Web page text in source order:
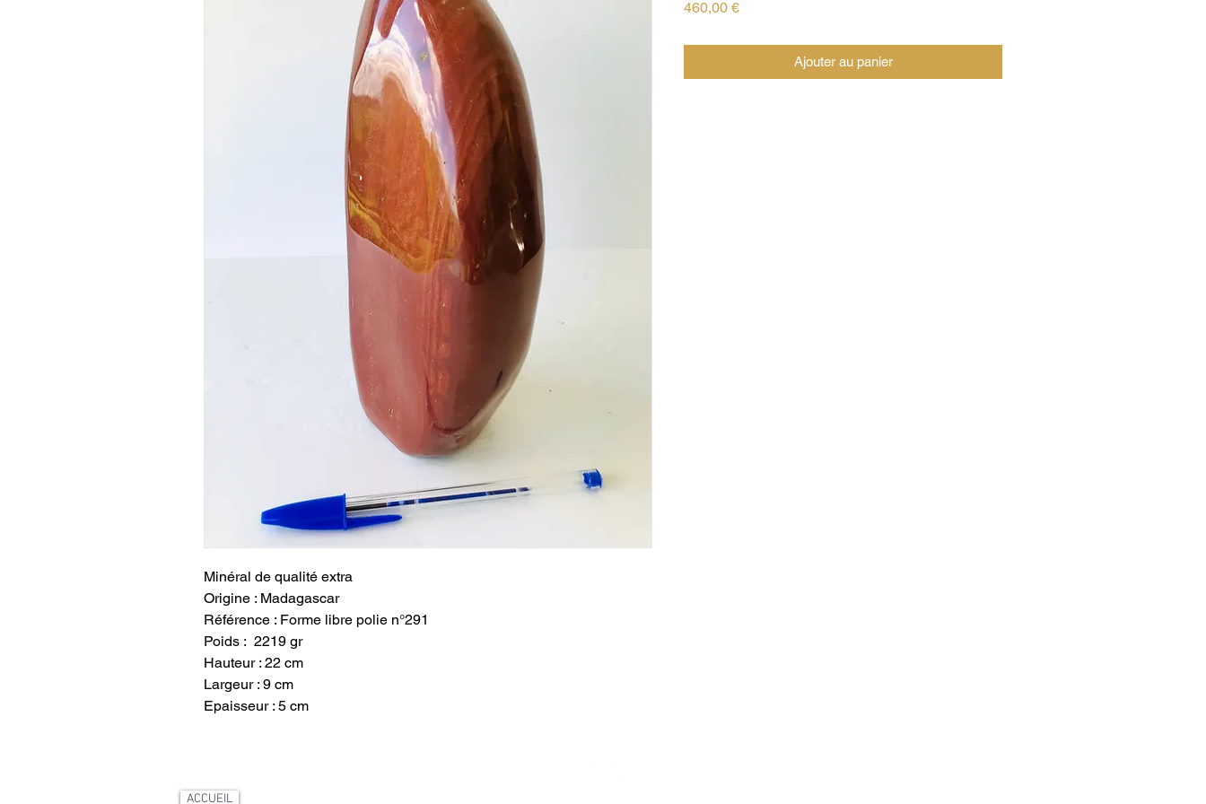
Minéral de qualité extra
Origine : Madagascar
Référence : Forme libre polie n°291
Poids : 2219 gr
Hauteur : 22 cm
Largeur : 9 cm
Epaisseur : 5 cm
460,00 €Prix
Ajouter au panier
ACCUEIL